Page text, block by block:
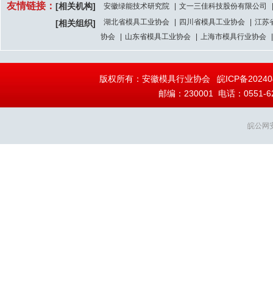
友情链接： [相关机构] 安徽绿能技术研究院 文一三佳科技股份有限公司
[相关组织] 湖北省模具工业协会 四川省模具工业协会
江苏
协会
山东省模具工业协会 上海市模具行业协会
版权所有：安徽模具行业协会
皖ICP备
邮编：230001 电话：0551-
皖公网